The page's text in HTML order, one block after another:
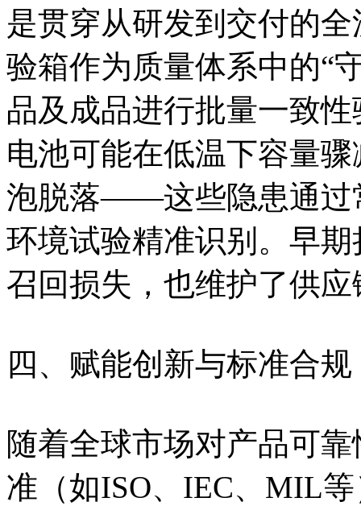
是贯穿从研发到交付的
验箱作为质量体系中的“
品及成品进行批量一致
电池可能在低温下容量
泡脱落——这些隐患通过
环境试验精准识别。早
召回损失，也维护了供
四、赋能创新与标准合
随着全球市场对产品可
准（如ISO、IEC、MIL